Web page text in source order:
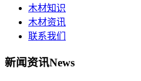
木材知识
木材资讯
联系我们
新闻资讯News